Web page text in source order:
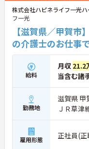
株式会社ハピネライフ一光
フ一光
【滋賀県／甲賀
の介護士のお仕事
給料
月収 21.2
当含む諸
勤務地
滋賀県 甲
ＪＲ草津
雇用形態 正社員(正